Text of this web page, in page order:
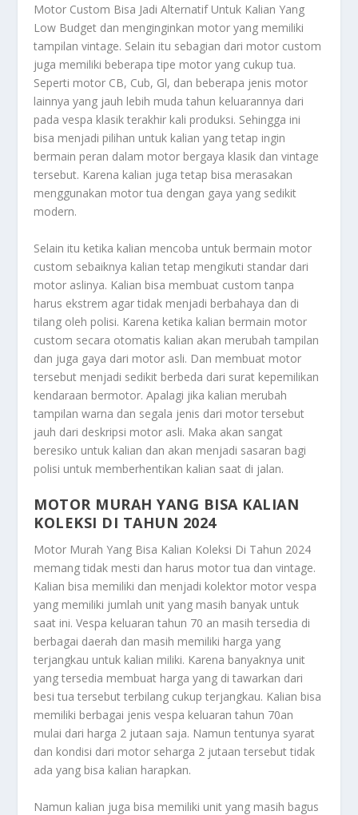
Motor Custom Bisa Jadi Alternatif Untuk Kalian Yang
Low Budget dan menginginkan motor yang memiliki
tampilan vintage. Selain itu sebagian dari motor custom
juga memiliki beberapa tipe motor yang cukup tua.
Seperti motor CB, Cub, Gl, dan beberapa jenis motor
lainnya yang jauh lebih muda tahun keluarannya dari
pada vespa klasik terakhir kali produksi. Sehingga ini
bisa menjadi pilihan untuk kalian yang tetap ingin
bermain peran dalam motor bergaya klasik dan vintage
tersebut. Karena kalian juga tetap bisa merasakan
menggunakan motor tua dengan gaya yang sedikit
modern.
Selain itu ketika kalian mencoba untuk bermain motor
custom sebaiknya kalian tetap mengikuti standar dari
motor aslinya. Kalian bisa membuat custom tanpa
harus ekstrem agar tidak menjadi berbahaya dan di
tilang oleh polisi. Karena ketika kalian bermain motor
custom secara otomatis kalian akan merubah tampilan
dan juga gaya dari motor asli. Dan membuat motor
tersebut menjadi sedikit berbeda dari surat kepemilikan
kendaraan bermotor. Apalagi jika kalian merubah
tampilan warna dan segala jenis dari motor tersebut
jauh dari deskripsi motor asli. Maka akan sangat
beresiko untuk kalian dan akan menjadi sasaran bagi
polisi untuk memberhentikan kalian saat di jalan.
MOTOR MURAH YANG BISA KALIAN
KOLEKSI DI TAHUN 2024
Motor Murah Yang Bisa Kalian Koleksi Di Tahun 2024
memang tidak mesti dan harus motor tua dan vintage.
Kalian bisa memiliki dan menjadi kolektor motor vespa
yang memiliki jumlah unit yang masih banyak untuk
saat ini. Vespa keluaran tahun 70 an masih tersedia di
berbagai daerah dan masih memiliki harga yang
terjangkau untuk kalian miliki. Karena banyaknya unit
yang tersedia membuat harga yang di tawarkan dari
besi tua tersebut terbilang cukup terjangkau. Kalian bisa
memiliki berbagai jenis vespa keluaran tahun 70an
mulai dari harga 2 jutaan saja. Namun tentunya syarat
dan kondisi dari motor seharga 2 jutaan tersebut tidak
ada yang bisa kalian harapkan.
Namun kalian juga bisa memiliki unit yang masih bagus